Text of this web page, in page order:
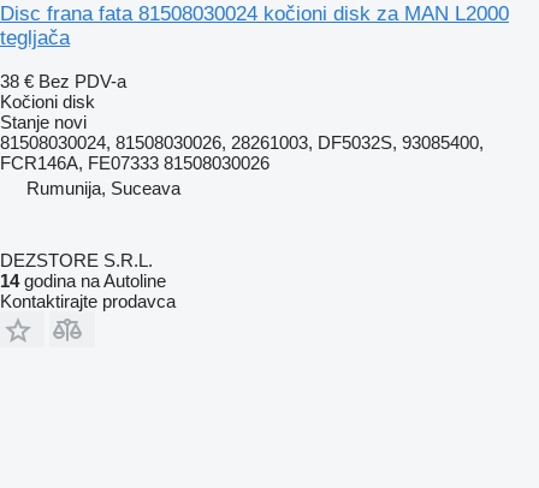
Disc frana fata 81508030024 kočioni disk za MAN L2000
tegljača
38 € Bez PDV-a
Kočioni disk
Stanje novi
81508030024, 81508030026, 28261003, DF5032S, 93085400,
FCR146A, FE07333 81508030026
Rumunija, Suceava
DEZSTORE S.R.L.
14godina na Autoline
Kontaktirajte prodavca